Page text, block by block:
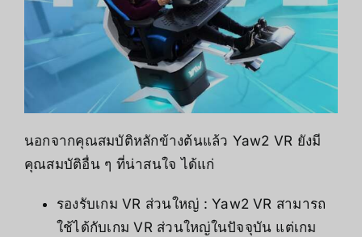
นอกจากคุณสมบัติหลักข้างต้นแล้ว Yaw2 VR ยังมี
คุณสมบัติอื่น ๆ ที่น่าสนใจ ได้แก่
รองรับเกม VR ส่วนใหญ่ : Yaw2 VR สามารถ
ใช้ได้กับเกม VR ส่วนใหญ่ในปัจจุบัน แต่เกม